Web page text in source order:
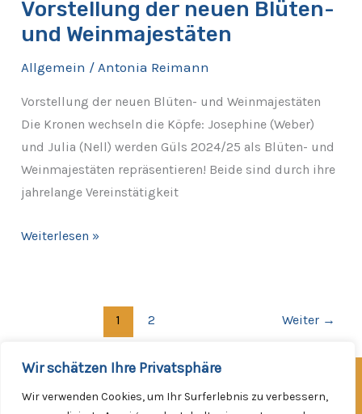
Wir schätzen Ihre Privatsphäre
Wir verwenden Cookies, um Ihr Surferlebnis zu verbessern,
Vorstellung der neuen Blüten-
und Weinmajestäten
Allgemein / Antonia Reimann
Vorstellung der neuen Blüten- und Weinmajestäten
Die Kronen wechseln die Köpfe: Josephine (Weber)
und Julia (Nell) werden Güls 2024/25 als Blüten- und
Weinmajestäten repräsentieren! Beide sind durch ihre
jahrelange Vereinstätigkeit
neuen
Blüten-
Weinmajestäten
Weiterlesen »
1 2 Weiter →